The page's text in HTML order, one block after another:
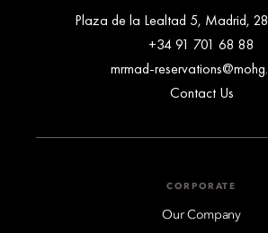
Plaza de la Lealtad 5, Madrid,
+34 91 701 68 88
mrmad-
Contact Us
CORPORATE
Our Company